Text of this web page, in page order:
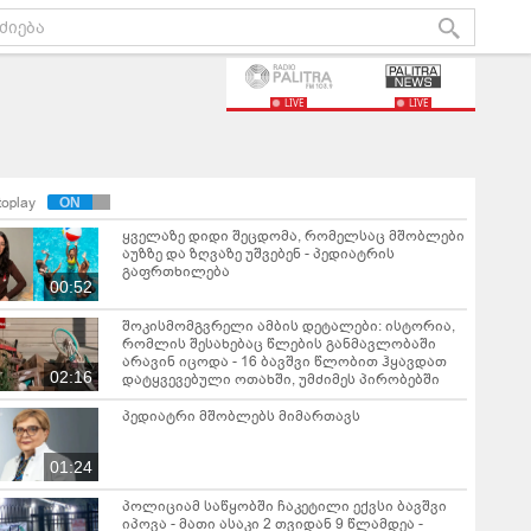
LIVE LIVE
00:52
ყველაზე დიდი შეცდომა, რომელსაც მშობლები
აუზზე და ზღვაზე უშვებენ - პედიატრის
გაფრთხილება
02:16
შოკისმომგვრელი ამბის დეტალები: ისტორია,
რომლის შესახებაც წლების განმავლობაში
არავინ იცოდა - 16 ბავშვი წლობით ჰყავდათ
დატყვევებული ოთახში, უმძიმეს პირობებში
01:24
პედიატრი მშობლებს მიმართავს
პოლიციამ საწყობში ჩაკეტილი ექვსი ბავშვი
იპოვა - მათი ასაკი 2 თვიდან 9 წლამდეა -